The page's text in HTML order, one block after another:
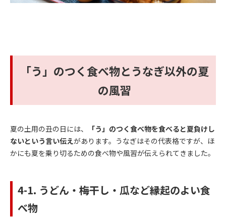
「う」のつく食べ物とうなぎ以外の夏
の風習
夏の土用の丑の日には、
「う」のつく食べ物を食べると夏負けし
ないという言い伝えがあります。うなぎはその代表格ですが、ほ
かにも夏を乗り切るための食べ物や風習が伝えられてきました。
4-1. うどん・梅干し・瓜など縁起のよい食
べ物